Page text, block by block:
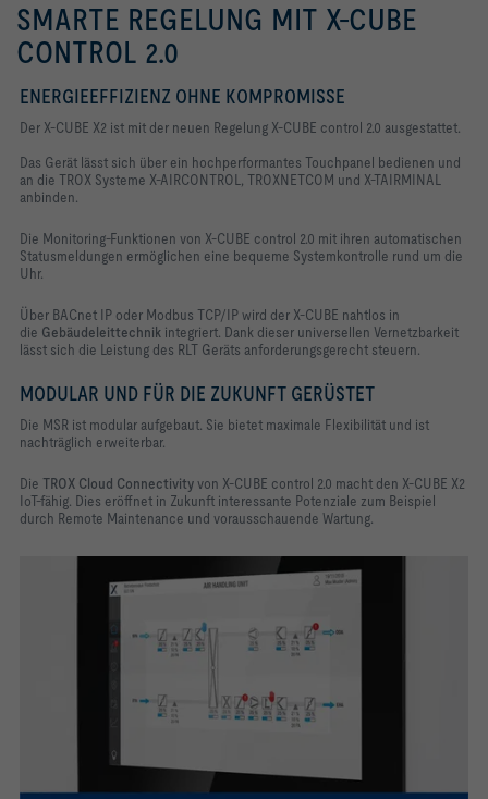
SMARTE REGELUNG MIT X-CUBE
CONTROL 2.0
ENERGIEEFFIZIENZ OHNE KOMPROMISSE
Der X-CUBE X2 ist mit der neuen Regelung X-CUBE control 2.0 ausgestattet.
Das Gerät lässt sich über ein hochperformantes Touchpanel bedienen und
an die TROX Systeme X-AIRCONTROL, TROXNETCOM und X-TAIRMINAL
anbinden.
Die Monitoring-Funktionen von X-CUBE control 2.0 mit ihren automatischen
Statusmeldungen ermöglichen eine bequeme Systemkontrolle rund um die
Uhr.
Über BACnet IP oder Modbus TCP/IP wird der X-CUBE nahtlos in
die Gebäudeleittechnik integriert. Dank dieser universellen Vernetzbarkeit
lässt sich die Leistung des RLT Geräts anforderungsgerecht steuern.
MODULAR UND FÜR DIE ZUKUNFT GERÜSTET
Die MSR ist modular aufgebaut. Sie bietet maximale Flexibilität und ist
nachträglich erweiterbar.
Die TROX Cloud Connectivityvon X-CUBE control 2.0 macht den X-CUBE X2
IoT-fähig. Dies eröffnet in Zukunft interessante Potenziale zum Beispiel
durch Remote Maintenance und vorausschauende Wartung.